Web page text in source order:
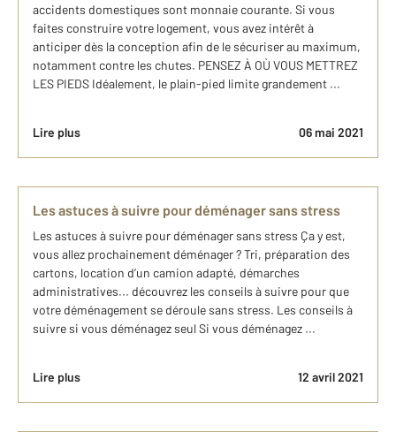
accidents domestiques sont monnaie courante. Si vous
faites construire votre logement, vous avez intérêt à
anticiper dès la conception afin de le sécuriser au maximum,
notamment contre les chutes. PENSEZ À OÙ VOUS METTREZ
LES PIEDS Idéalement, le plain-pied limite grandement ...
Lire plus 06 mai 2021
Les astuces à suivre pour déménager sans stress
Les astuces à suivre pour déménager sans stress Ça y est,
vous allez prochainement déménager ? Tri, préparation des
cartons, location d’un camion adapté, démarches
administratives... découvrez les conseils à suivre pour que
votre déménagement se déroule sans stress. Les conseils à
suivre si vous déménagez seul Si vous déménagez ...
Lire plus 12 avril 2021